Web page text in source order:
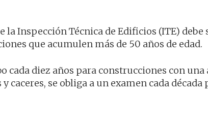
la Inspección Técnica de Edificios (ITE) debe
que acumulen más de 50 años de edad.
cada diez años para construcciones con
caceres, se obliga a un examen cada década